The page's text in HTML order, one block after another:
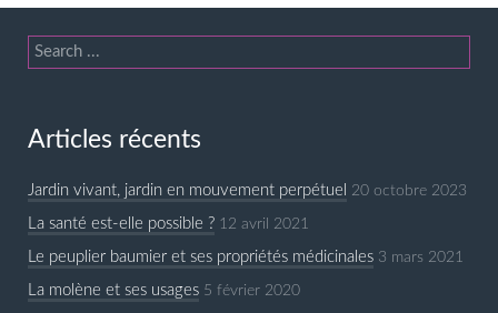
Articles récents
Jardin vivant, jardin en mouvement perpétuel 20 octobre 2023
La santé est-elle possible ? 12 avril 2021
Le peuplier baumier et ses propriétés médicinales 3 mars 2021
La molène et ses usages 5 février 2020